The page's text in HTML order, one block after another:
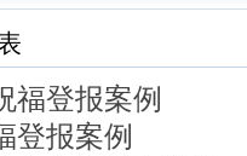
福登报案例
登报案例